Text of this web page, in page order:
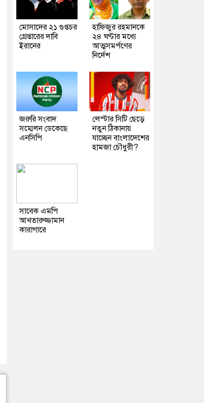
মোসাদের ২১ গুপ্তচর
গ্রেপ্তারের দাবি
ইরানের
হাফিজুর রহমানকে
২৪ ঘণ্টার মধ্যে
আত্মসমর্পণের
নির্দেশ
জরুরি সংবাদ
সম্মেলন ডেকেছে
এনসিপি
লেস্টার সিটি ছেড়ে
নতুন ঠিকানায়
যাচ্ছেন বাংলাদেশের
হামজা চৌধুরী?
সাবেক এমপি
আখতারুজ্জামান
কারাগারে